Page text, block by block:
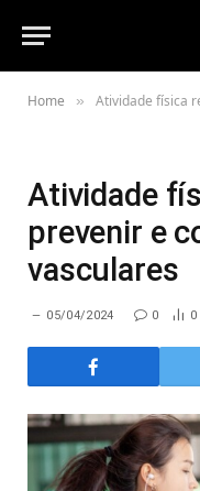
Home » Atividade física
Atividade
prevenir e
vasculares
05/04/2024 0 0